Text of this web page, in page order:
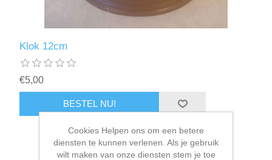
Klok 12cm
€5,00
Cookies Helpen ons om een betere
diensten te kunnen verlenen. Als je gebruik
wilt maken van onze diensten stem je toe